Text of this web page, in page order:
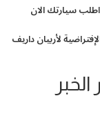
اطلب سيارتك الان
لأربيان داريف